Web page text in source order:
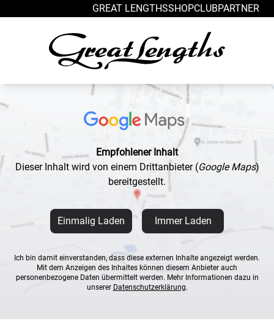
GREAT LENGTHSSHOPCLUBPARTNER
Empfohlener Inhalt
Dieser Inhalt wird von einem Drittanbieter (Google Maps)
bereitgestellt.
Einmalig Laden Immer Laden
Ich bin damit einverstanden, dass diese externen Inhalte angezeigt werden.
Mit dem Anzeigen des Inhaltes können diesem Anbieter auch
personenbezogene Daten übermittelt werden. Mehr Informationen dazu in
unserer Datenschutzerklärung.